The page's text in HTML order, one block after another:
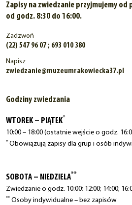
Zapisy na zwiedzanie przyjmujemy od
od godz. 8:30 do 16:00.
Zadzwoń
(22) 547 96 07 ; 693 010 380
Napisz
zwiedzanie@muzeumrakowiecka37.pl
Godziny zwiedzania
WTOREK – PIĄTEK*
10:00 – 18:00 (ostatnie wejście o godz.
* Obowiązują zapisy dla grup i osób
SOBOTA – NIEDZIELA**
Zwiedzanie o godz. 10:00; 12:00; 14:00;
** Osoby indywidualne – bez zapisów